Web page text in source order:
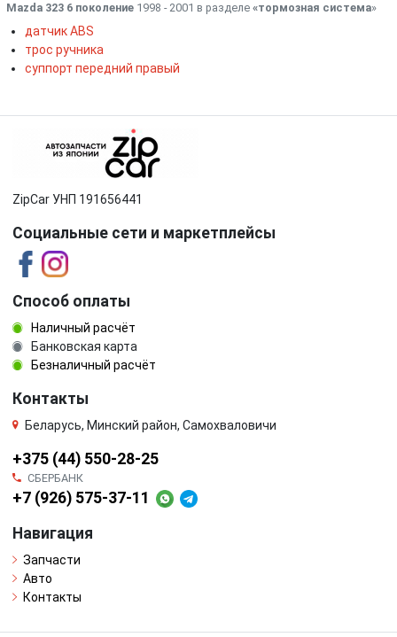
Mazda 323 6 поколение 1998 - 2001 в разделе «тормозная система»
датчик ABS
трос ручника
суппорт передний правый
ZipCar УНП 191656441
Социальные сети и маркетплейсы
Способ оплаты
Наличный расчёт
Банковская карта
Безналичный расчёт
Контакты
Беларусь, Минский район, Самохваловичи
+375 (44) 550-28-25
СБЕРБАНК
+7 (926) 575-37-11
Навигация
Запчасти
Авто
Контакты